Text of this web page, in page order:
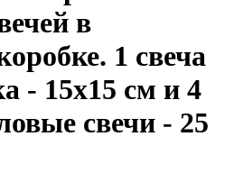
в
1 свеча
- 15х15 см и 4
свечи - 25